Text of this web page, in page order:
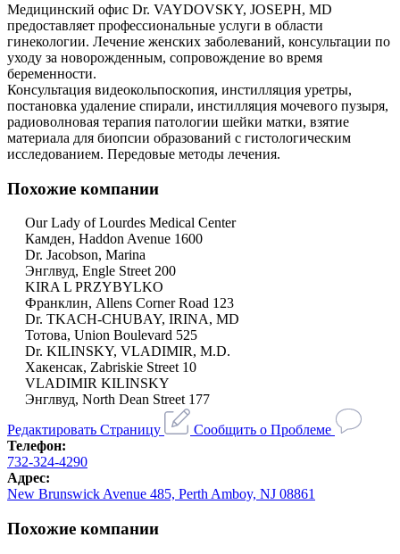
Медицинский офис Dr. VAYDOVSKY, JOSEPH, MD
предоставляет профессиональные услуги в области
гинекологии. Лечение женских заболеваний, консультации по
уходу за новорожденным, сопровождение во время
беременности.
Консультация видеокольпоскопия, инстилляция уретры,
постановка удаление спирали, инстилляция мочевого пузыря,
радиоволновая терапия патологии шейки матки, взятие
материала для биопсии образований с гистологическим
исследованием. Передовые методы лечения.
Похожие компании
Our Lady of Lourdes Medical Center
Камден, Haddon Avenue 1600
Dr. Jacobson, Marina
Энглвуд, Engle Street 200
KIRA L PRZYBYLKO
Франклин, Allens Corner Road 123
Dr. TKACH-CHUBAY, IRINA, MD
Тотова, Union Boulevard 525
Dr. KILINSKY, VLADIMIR, M.D.
Хакенсак, Zabriskie Street 10
VLADIMIR KILINSKY
Энглвуд, North Dean Street 177
Редактировать Страницу
Сообщить о Проблеме
Телефон:
732-324-4290
Адрес:
New Brunswick Avenue 485, Perth Amboy, NJ 08861
Похожие компании